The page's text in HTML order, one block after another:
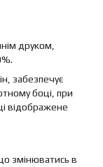
друком,
забезпечує
боці, при
відображене
змінюватись в